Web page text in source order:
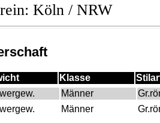
Köln / NRW
Klasse
Männer
Männer